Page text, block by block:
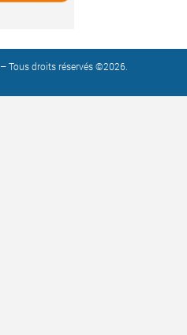
– Tous droits réservés ©2026.